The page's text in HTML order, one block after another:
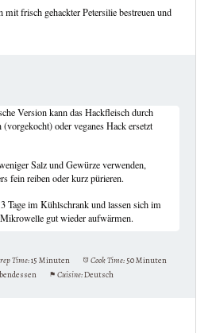
mit frisch gehackter Petersilie bestreuen und
Version kann das Hackfleisch durch
oder veganes Hack ersetzt
Salz und Gewürze verwenden,
fein reiben oder kurz pürieren.
Tage im Kühlschrank und lassen sich im
gut wieder aufwärmen.
Time:15 Minuten Cook Time: 50 Minuten
Cuisine:Deutsch